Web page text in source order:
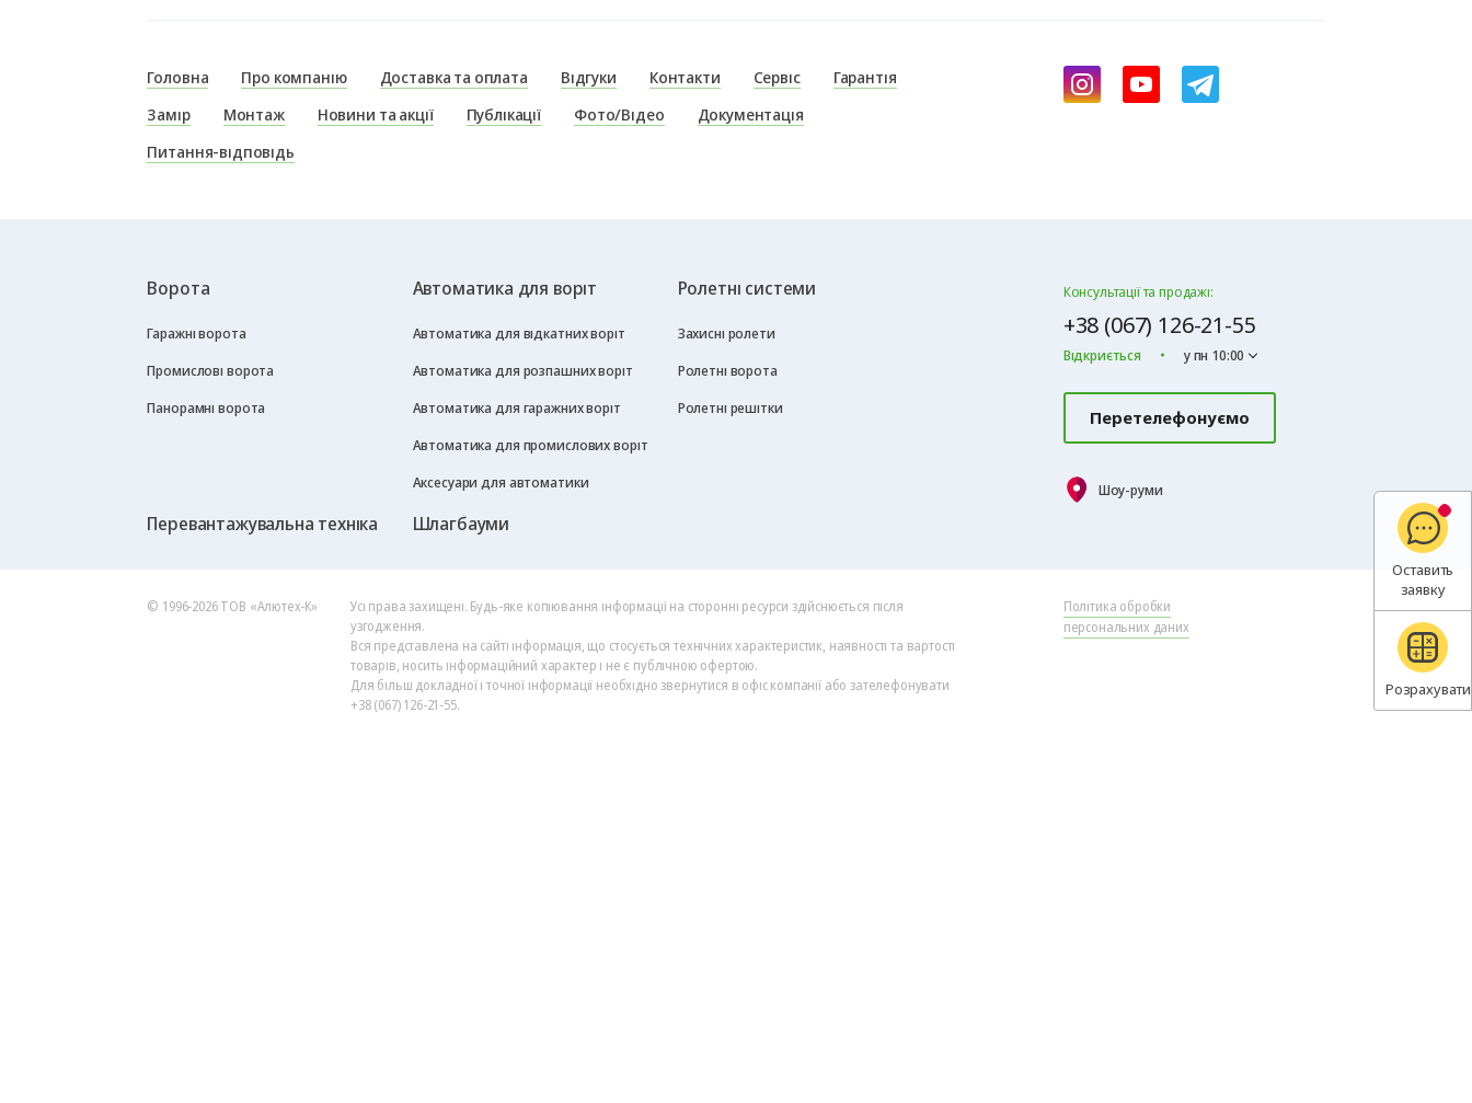
Головна Про компанію Доставка та оплата Відгуки Контакти Сервіс
Гарантія
Замір
Монтаж Новини та акції Публікації Фото/Відео
Документація
Питання-відповідь
Ворота
Гаражні ворота
Промислові ворота
Панорамні ворота
Автоматика для воріт
Автоматика для відкатних воріт
Автоматика для розпашних воріт
Автоматика для гаражних воріт
Автоматика для промислових воріт
Аксесуари для автоматики
Ролетні системи
Захисні ролети
Ролетні ворота
Ролетні решітки
Перевантажувальна техніка Шлагбауми
Консультації та продажі:
+38 (067) 126-21-55
Відкриється у пн 10:00
Перетелефонуємо
Шоу-руми
© 1996-2026 ТОВ «Алютех‑К»
Усі права захищені. Будь-яке копіювання інформації на сторонні ресурси здійснюється після
узгодження.
Вся представлена на сайті інформація, що стосується технічних характеристик, наявності та вартості
товарів, носить інформаційний характер і не є публічною офертою.
Для більш докладної і точної інформації необхідно звернутися в офіс компанії або зателефонувати
+38 (067) 126-21-55.
Політика обробки
персональних даних
Оставить
заявку
Розрахувати